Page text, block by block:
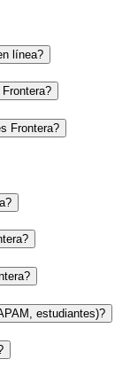
línea?
Frontera?
estudiantes)?